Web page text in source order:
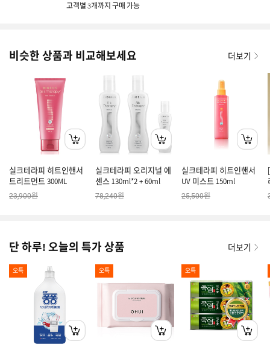
고객별 3개까지 구매 가능
비슷한 상품과 비교해보세요 더보기
실크테라피 히트인핸서
트리트먼트 300ML
23,900원
실크테라피 오리지널 에
센스 130ml*2 + 60ml
78,240원
실크테라피 히트인핸서
UV 미스트 150ml
25,500원
단 하루! 오늘의 특가 상품 더보기
오특 오특 오특